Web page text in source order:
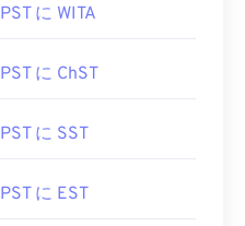
PST に WITA
PST に ChST
PST に SST
PST に EST